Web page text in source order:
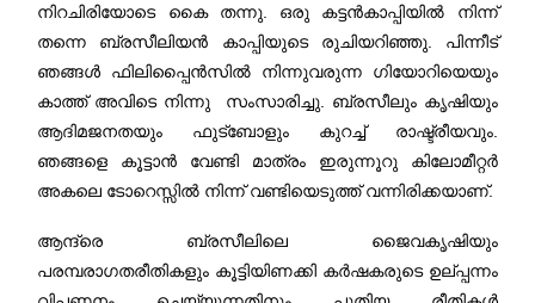
നിറചിരിയോടെ കൈ തന്നു. ഒരു കട്ടന്‍കാപ്പിയില്‍ നിന്ന്
തന്നെ ബ്രസീലിയന്‍ കാപ്പിയുടെ രുചിയറിഞ്ഞു. പിന്നീട്
ഞങ്ങള്‍ ഫിലിപ്പൈന്‍സില്‍ നിന്നുവരുന്ന ഗിയോറിയെയും
കാത്ത് അവിടെ നിന്നു സംസാരിച്ചു. ബ്രസീലും കൃഷിയും
ആദിമജനതയും ഫുട്ബോളും കുറച്ച് രാഷ്ട്രീയവും.
ഞങ്ങളെ കൂട്ടാന്‍ വേണ്ടി മാത്രം ഇരുന്നൂറു കിലോമീറ്റര്‍
അകലെ ടോറെസ്സില്‍ നിന്ന് വണ്ടിയെടുത്ത് വന്നിരിക്കയാണ്‌.
ആന്ദ്രെ ബ്രസീലിലെ ജൈവകൃഷിയും
പരമ്പരാഗതരീതികളും കൂട്ടിയിണക്കി കര്‍ഷകരുടെ ഉല്പ്പന്നം